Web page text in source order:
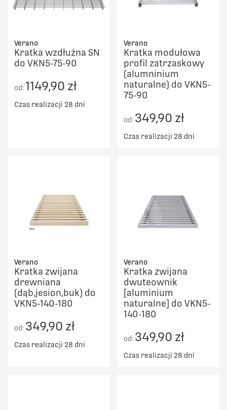
Verano
Kratka wzdłużna SN
do VKN5-75-90
od:1149,90 zł
Czas realizacji 28 dni
Verano
Kratka modułowa
profil zatrzaskowy
(alumninium
naturalne) do VKN5-
75-90
od: 349,90 zł
Czas realizacji 28 dni
Verano
Kratka zwijana
drewniana
(dąb,jesion,buk) do
VKN5-140-180
od: 349,90 zł
Czas realizacji 28 dni
Verano
Kratka zwijana
dwuteownik
[aluminium
naturalne] do VKN5-
140-180
od: 349,90 zł
Czas realizacji 28 dni